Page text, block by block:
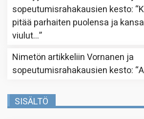
sopeutumisrahakausien kesto: “
pitää parhaiten puolensa ja
viulut…”
Nimetön artikkeliinVornanen ja
sopeutumisrahakausien kesto: “
SISÄLTÖ